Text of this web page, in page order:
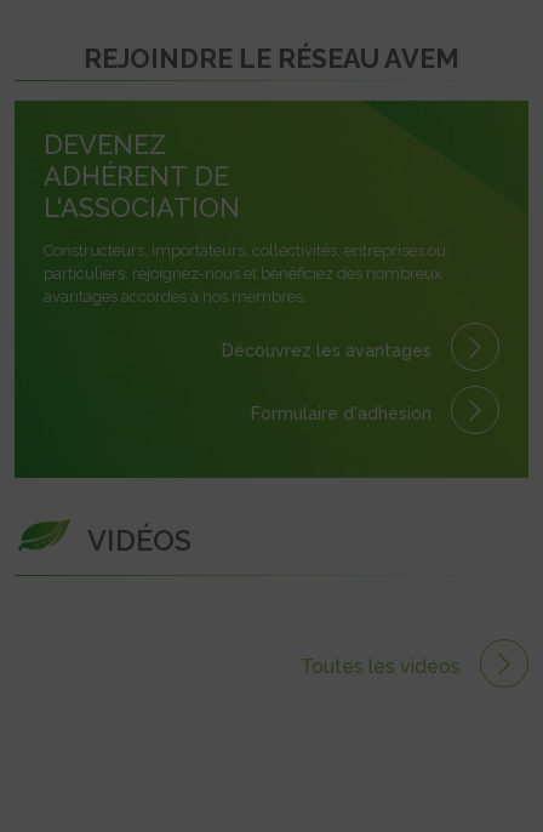
REJOINDRE LE RÉSEAU AVEM
DEVENEZ
ADHÉRENT DE
L'ASSOCIATION
Constructeurs, importateurs, collectivités, entreprises ou
particuliers, rejoignez-nous et bénéficiez des nombreux
avantages accordés à nos membres.
Découvrez les avantages
Formulaire d'adhésion
VIDÉOS
Toutes les vidéos